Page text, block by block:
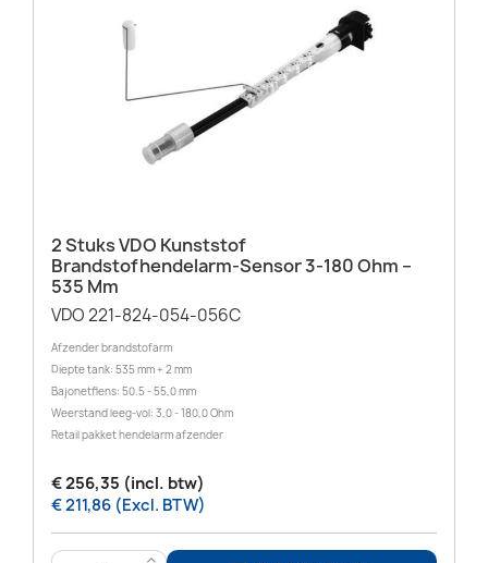
2 Stuks VDO Kunststof
Brandstofhendelarm-Sensor 3-180 Ohm –
535 Mm
VDO 221-824-054-056C
Afzender brandstofarm
Diepte tank: 535 mm + 2 mm
Bajonetflens: 50.5 - 55,0 mm
Weerstand leeg-vol: 3,0 - 180,0 Ohm
Retail pakket hendelarm afzender
€ 256,35 (incl. btw)
€ 211,86 (Excl. BTW)
>